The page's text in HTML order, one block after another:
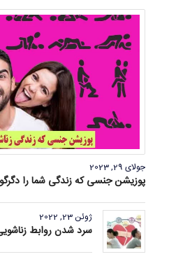
جولای 29, 2023
پوزیشن جنسی که زندگی شما را
ژوئن 23, 2022
سرد شدن روابط